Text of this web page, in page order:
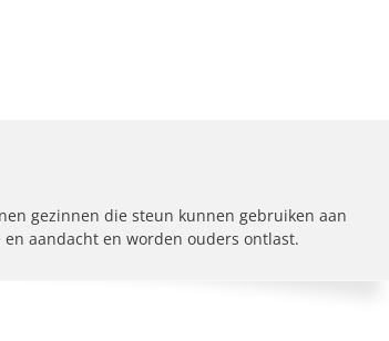
gezinnen die steun kunnen gebruiken aan
aandacht en worden ouders ontlast.